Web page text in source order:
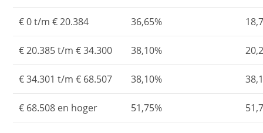
€ 0 t/m € 20.384 36,65%
€ 20.385 t/m € 34.300 38,10%
€ 34.301 t/m € 68.507 38,10%
€ 68.508 en hoger 51,75%